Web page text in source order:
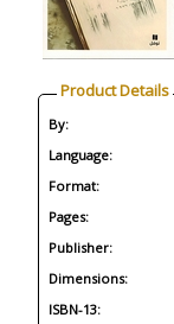
Product Details
By:
Language:
Format:
Pages:
Publisher:
Dimensions:
ISBN-13: